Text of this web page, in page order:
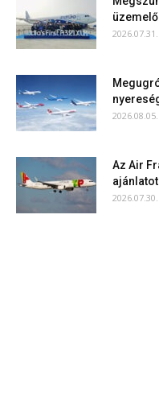
2026.07.31.
2026.08.05.
Az Air
ajánlatot
2026.07.30.